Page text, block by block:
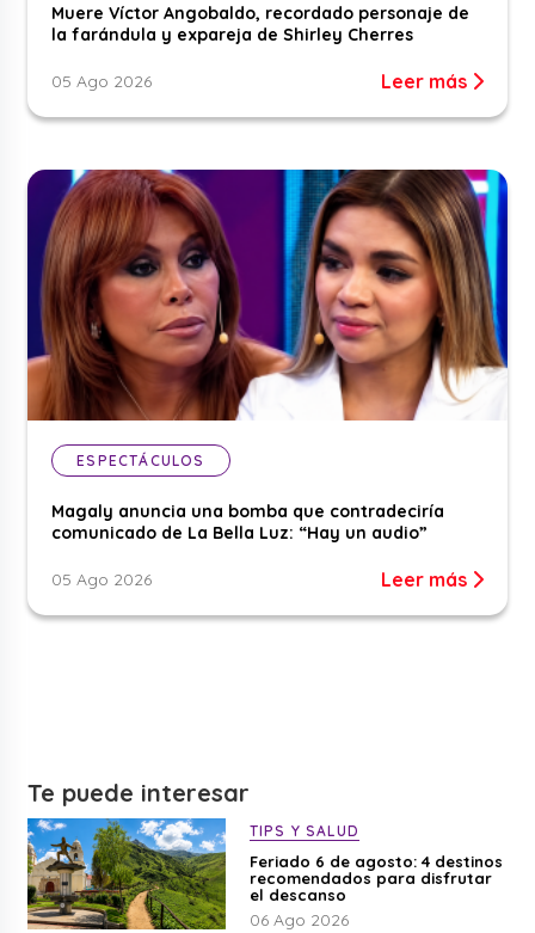
Muere Víctor Angobaldo, recordado personaje de
la farándula y expareja de Shirley Cherres
05 Ago 2026 Leer más
ESPECTÁCULOS
Magaly anuncia una bomba que contradeciría
comunicado de La Bella Luz: “Hay un audio”
05 Ago 2026 Leer más
Te puede interesar
TIPS Y SALUD
Feriado 6 de agosto: 4 destinos
recomendados para disfrutar
el descanso
06 Ago 2026